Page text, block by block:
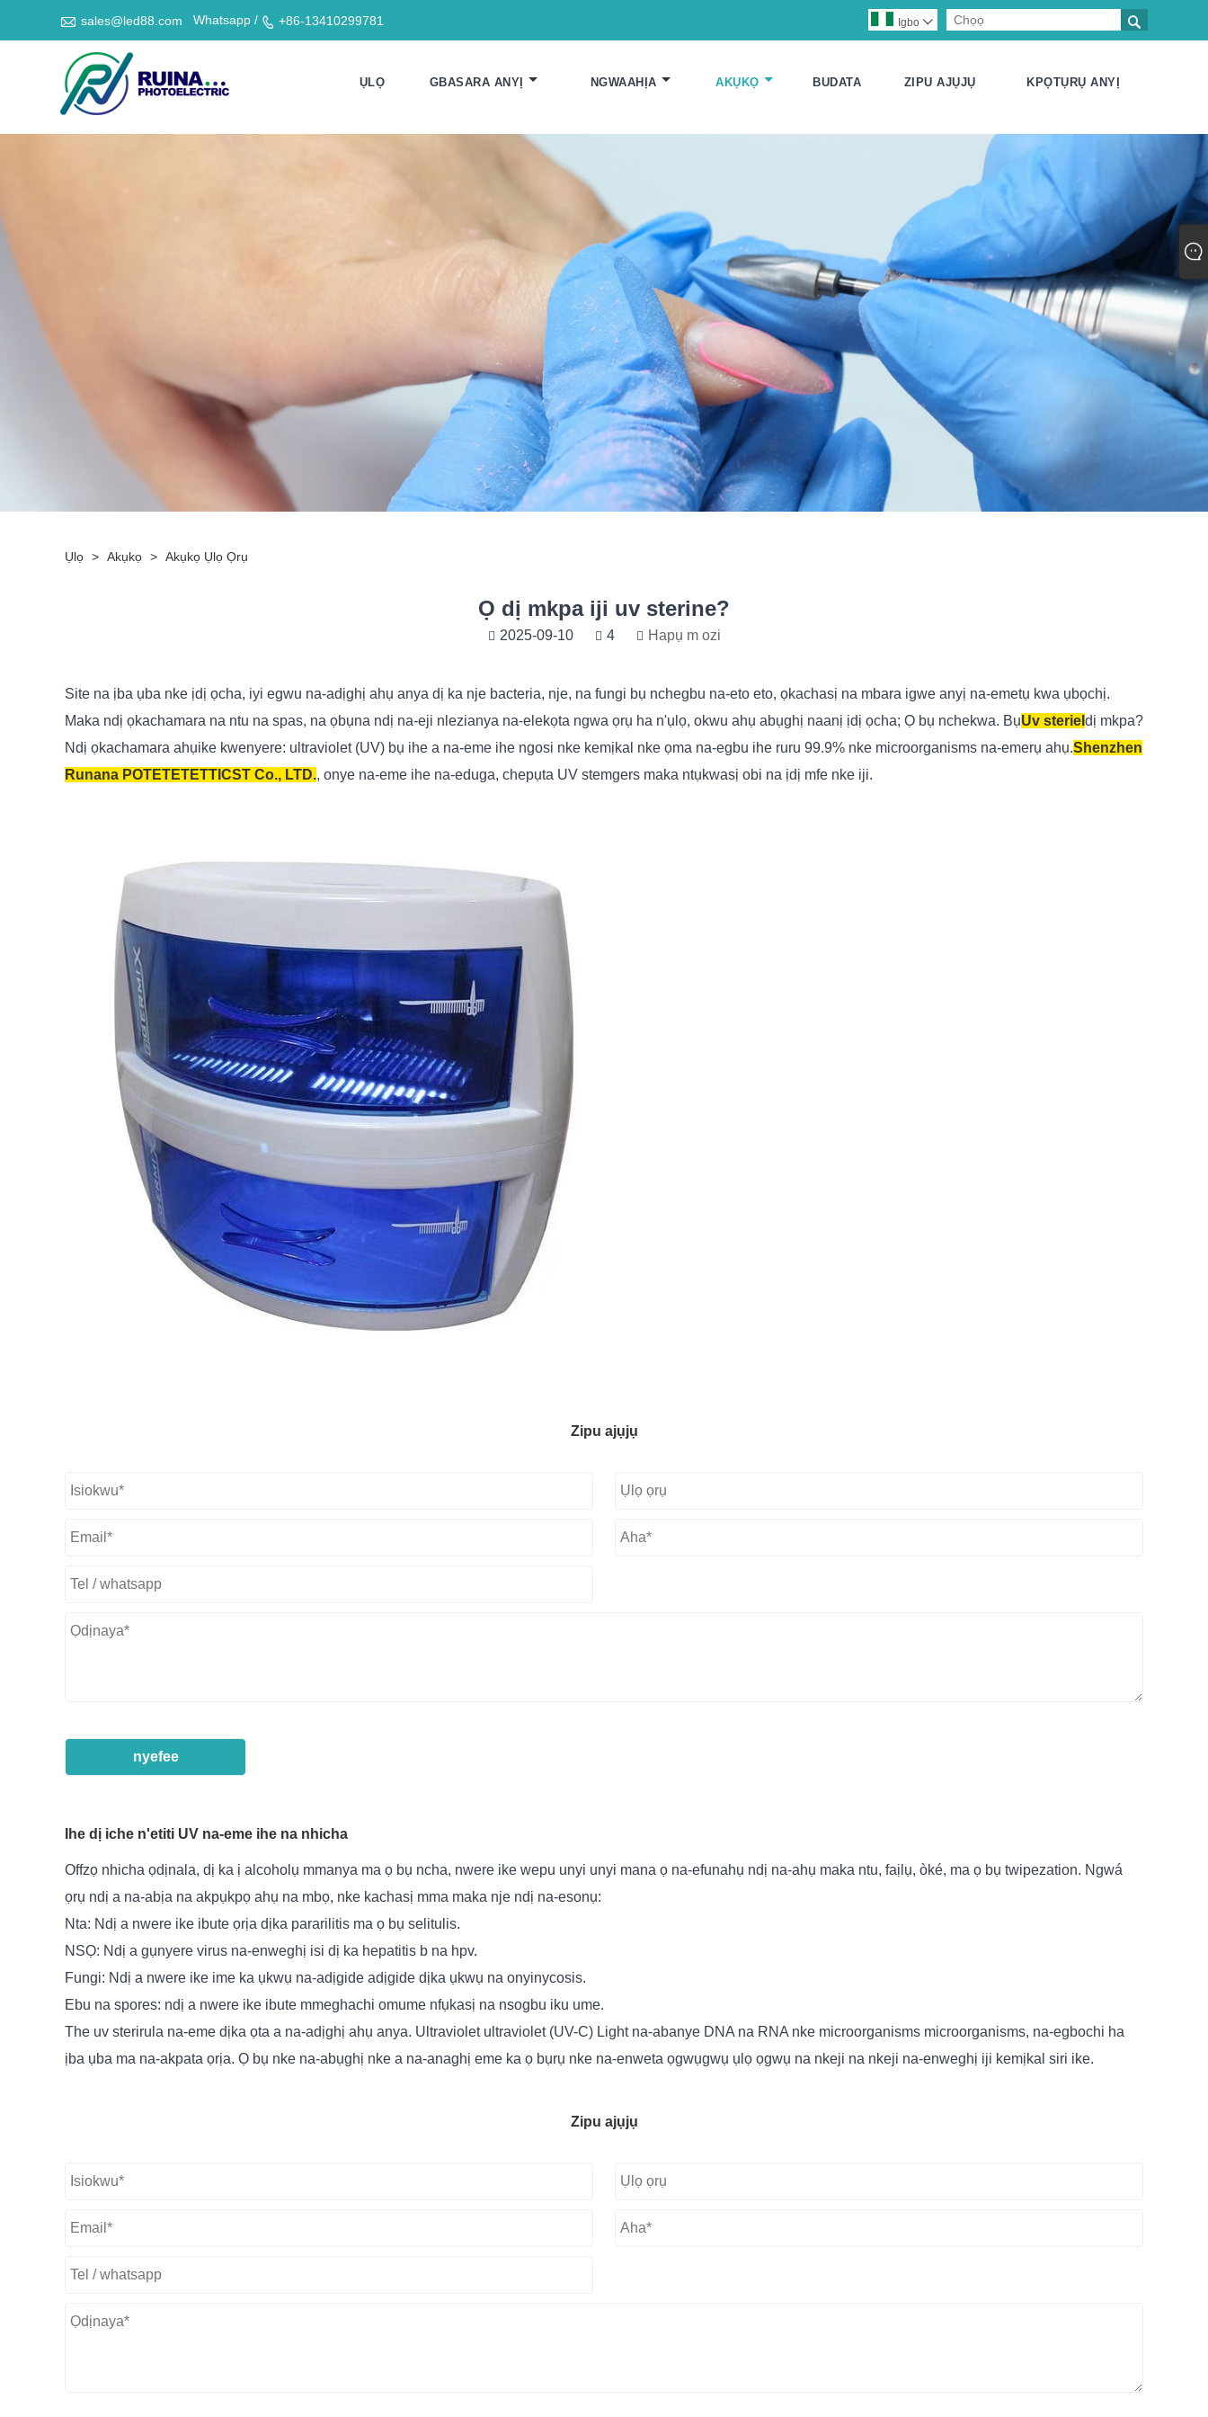
 sales@led88.com Whatsapp /  +86-13410299781 
Igbo 
ỤLỌ GBASARA ANYỊ NGWAAHỊA AKỤKỌ BUDATA ZIPU AJỤJỤ KPỌTỤRỤ ANYỊ
Ụlọ > Akụkọ > Akụkọ Ụlọ Ọrụ
Ọ dị mkpa iji uv sterine?
2025-09-10 4 Hapụ m ozi
Site na ịba ụba nke ịdị ọcha, iyi egwu na-adịghị ahụ anya dị ka nje bacteria, nje, na fungi bụ nchegbu na-eto eto, ọkachasị na mbara igwe anyị na-emetụ kwa ụbọchị.
Maka ndị ọkachamara na ntu na spas, na ọbụna ndị na-eji nlezianya na-elekọta ngwa ọrụ ha n'ụlọ, okwu ahụ abụghị naanị ịdị ọcha; Ọ bụ nchekwa. BụUv steriel dị mkpa?
Ndị ọkachamara ahụike kwenyere: ultraviolet (UV) bụ ihe a na-eme ihe ngosi nke kemịkal nke ọma na-egbu ihe ruru 99.9% nke microorganisms na-emerụ ahụ.Shenzhen
Runana POTETETETTICST Co., LTD., onye na-eme ihe na-eduga, chepụta UV stemgers maka ntụkwasị obi na ịdị mfe nke iji.
Zipu ajụjụ
nyefee
Ihe dị iche n'etiti UV na-eme ihe na nhicha
Offzọ nhicha ọdịnala, dị ka ị alcoholụ mmanya ma ọ bụ ncha, nwere ike wepu unyi unyi mana ọ na-efunahụ ndị na-ahụ maka ntu, faịlụ, òké, ma ọ bụ twipezation. Ngwá
ọrụ ndị a na-abịa na akpụkpọ ahụ na mbọ, nke kachasị mma maka nje ndị na-esonụ:
Nta: Ndị a nwere ike ibute ọrịa dịka pararilitis ma ọ bụ selitulis.
NSỌ: Ndị a gụnyere virus na-enweghị isi dị ka hepatitis b na hpv.
Fungi: Ndị a nwere ike ime ka ụkwụ na-adịgide adịgide dịka ụkwụ na onyinycosis.
Ebu na spores: ndị a nwere ike ibute mmeghachi omume nfụkasị na nsogbu iku ume.
The uv sterirula na-eme dịka ọta a na-adịghị ahụ anya. Ultraviolet ultraviolet (UV-C) Light na-abanye DNA na RNA nke microorganisms microorganisms, na-egbochi ha
ịba ụba ma na-akpata ọrịa. Ọ bụ nke na-abụghị nke a na-anaghị eme ka ọ bụrụ nke na-enweta ọgwụgwụ ụlọ ọgwụ na nkeji na nkeji na-enweghị iji kemịkal siri ike.
Zipu ajụjụ